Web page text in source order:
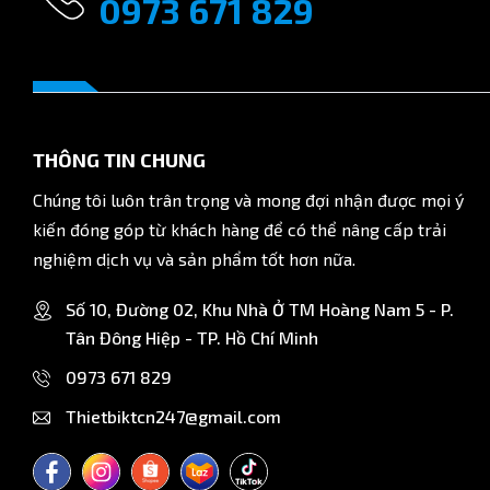
0973 671 829
THÔNG TIN CHUNG
Chúng tôi luôn trân trọng và mong đợi nhận được mọi ý
kiến đóng góp từ khách hàng để có thể nâng cấp trải
nghiệm dịch vụ và sản phẩm tốt hơn nữa.
Số 10, Đường 02, Khu Nhà Ở TM Hoàng Nam 5 - P.
Tân Đông Hiệp - TP. Hồ Chí Minh
0973 671 829
Thietbiktcn247@gmail.com